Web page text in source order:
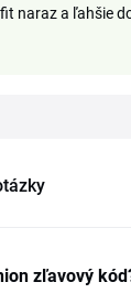
naraz a ľahšie
zľavový